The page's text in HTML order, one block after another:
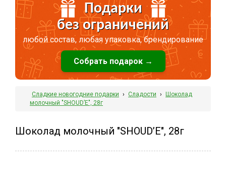
Подарки
без ограничений
любой состав, любая упаковка, брендирование
Собрать подарок →
Сладкие новогодние подарки › Сладости › Шоколад
молочный "SHOUD’E", 28г
Шоколад молочный "SHOUD’E", 28г